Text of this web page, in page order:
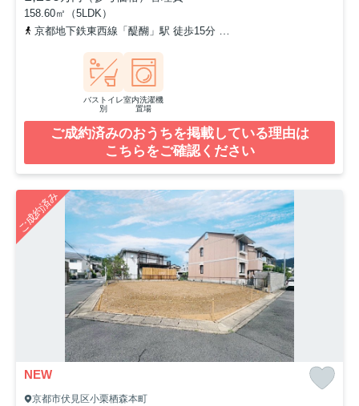
158.60㎡（5LDK）
京都地下鉄東西線「醍醐」駅 徒歩15分
バストイレ
別
室内洗濯機
置場
ご成約済みのおうちを掲載している理由は
こちらをご確認ください
ご成約済み
NEW
京都市伏見区小栗栖森本町